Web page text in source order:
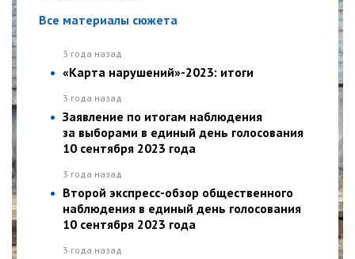
Все материалы сюжета
3 года назад
«Карта нарушений»-2023: итоги
3 года назад
Заявление по итогам наблюдения
за выборами в единый день голосования
10 сентября 2023 года
3 года назад
Второй экспресс-обзор общественного
наблюдения в единый день голосования
10 сентября 2023 года
3 года назад